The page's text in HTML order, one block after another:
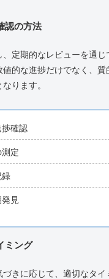
認の方法
定期的なレビューを通じ
的な進捗だけでなく、質
ります。
確認
定
録
見
ミング
きに応じて、適切なタイ